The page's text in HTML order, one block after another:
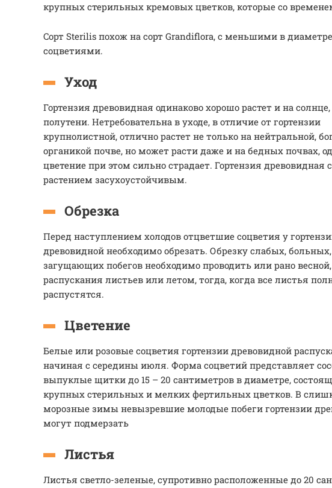
крупных стерильных кремовых цветков, которые со
Cорт Sterilis похож на сорт Grandiflora, с меньшими в диаметре
соцветиями.
Уход
Гортензия древовидная одинаково хорошо растет и на
полутени. Нетребовательна в уходе, в отличие от гортензии
крупнолистной, отлично растет не только на нейтральной,
органикой почве, но может расти даже и на бедных почвах,
цветение при этом сильно страдает. Гортензия древовидная
растением засухоустойчивым.
Обрезка
Перед наступлением холодов отцветшие соцветия у
древовидной необходимо обрезать. Обрезку слабых,
загущающих побегов необходимо проводить или рано
распускания листьев или летом, тогда, когда все листья
распустятся.
Цветение
Белые или розовые соцветия гортензии древовидной
начиная с середины июля. Форма соцветий представляет
выпуклые щитки до 15 – 20 сантиметров в диаметре,
крупных стерильных и мелких фертильных цветков. В
морозные зимы невызревшие молодые побеги гортензии
могут подмерзать
Листья
Листья светло-зеленые, супротивно расположенные до 20